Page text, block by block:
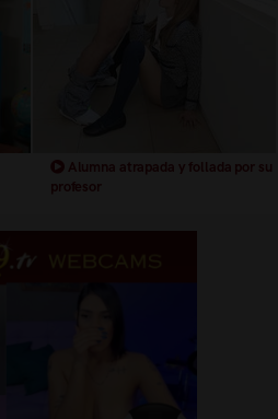
Alumna atrapada y follada por su
profesor